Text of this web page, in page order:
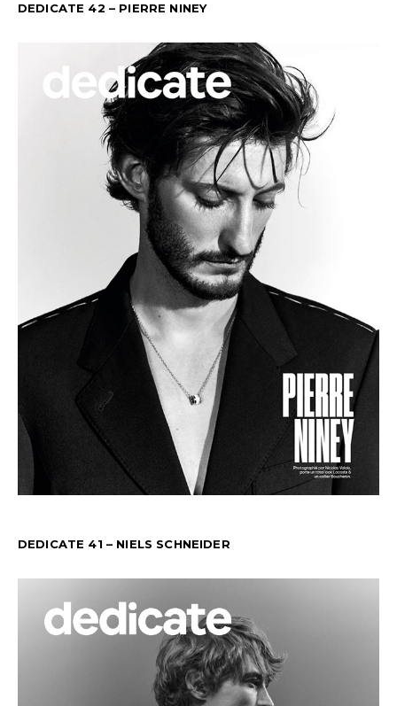
DEDICATE 42 – PIERRE NINEY
DEDICATE 41 – NIELS SCHNEIDER